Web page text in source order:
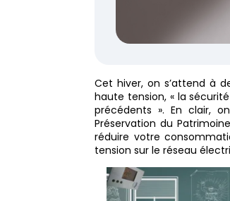
Cet hiver, on s’attend à
haute tension, « la
précédents ». En clair,
Préservation du
réduire votre
tension sur le réseau